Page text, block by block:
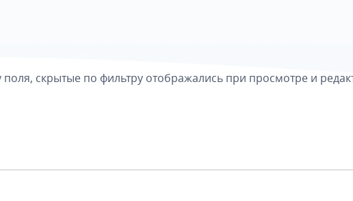
скрытые по фильтру отображались при просмотре и